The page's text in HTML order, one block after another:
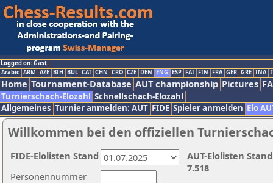
Logged on: Gast
Arabic ARM AZE BIH BUL CAT CHN CRO CZE DEN ENG ESP FAI FIN FRA GER GRE INA
Home Tournament-Database AUT championship Pictures
Turnierschach-Elozahl Schnellschach-Elozahl
Allgemeines Turnier anmelden: AUT FIDE Spieler anmelden Elo
Willkommen bei den offiziellen
Personennummer
AUT-Elolisten
7.518
FIDE-Elolisten Stand